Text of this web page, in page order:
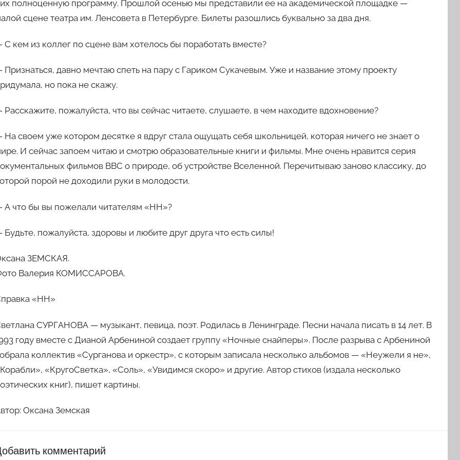
полноценную программу. Прошлой осенью мы представили ее на академической площадке —
сцене театра им. Ленсовета в Петербурге. Билеты разошлись буквально за два дня.
С кем из коллег по сцене вам хотелось бы поработать вместе?
Признаться, давно мечтаю спеть на пару с Гариком Сукачевым. Уже и название этому проекту
но пока не скажу.
Расскажите, пожалуйста, что вы сейчас читаете, слушаете, в чем находите вдохновение?
На своем уже котором десятке я вдруг стала ощущать себя школьницей, которая ничего не знает о
И сейчас запоем читаю и смотрю образовательные книги и фильмы. Мне очень нравится серия
фильмов BBC о природе, об устройстве Вселенной. Перечитываю заново классику, до
порой не доходили руки в молодости.
А что бы вы пожелали читателям «НН»?
Будьте, пожалуйста, здоровы и любите друг друга что есть силы!
ЗЕМСКАЯ.
Валерия КОМИССАРОВА.
«НН»
СУРГАНОВА — музыкант, певица, поэт. Родилась в Ленинграде. Песни начала писать в 14 лет. В
году вместе с Дианой Арбениной создает группу «Ночные снайперы». После разрыва с Арбениной
коллектив «Сурганова и оркестр», с которым записала несколько альбомов — «Неужели я не»,
«КругоСветка», «Соль», «Увидимся скоро» и другие. Автор стихов (издала несколько
книг), пишет картины.
Оксана Земская
комментарий